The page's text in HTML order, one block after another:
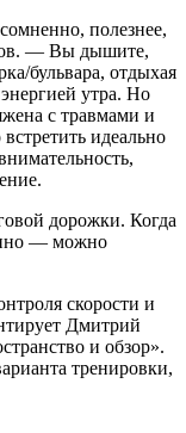
полезнее,
— Вы дышите,
бульвара, отдыхая
утра. Но
с травмами и
идеально
дорожки. Когда
— можно
скорости и
Дмитрий
и обзор».
тренировки,